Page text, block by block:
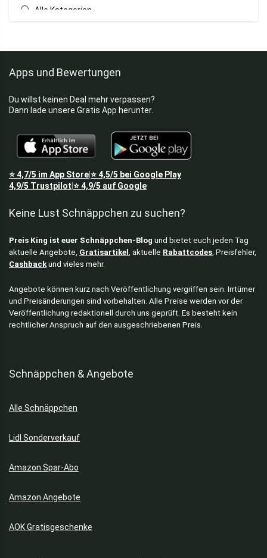
Alle Kategorien
Apps und Bewertungen
Du willst keinen Deal mehr verpassen?
Dann lade unsere Gratis App herunter.
⭐4,7/5 im App Store⭐4,5/5 bei Google Play
4,9/5 Trustpilot ⭐4,9/5 auf Google
Keine Lust Schnäppchen zu suchen?
Preis King ist euer Schnäppchen-Blog und bietet euch jeden Tag
aktuelle Angebote, Gratisartikel , aktuelle Rabattcodes , Preisfehler,
Cashback und vieles mehr.
Angebote können kurz nach Veröffentlichung vergriffen sein. Irrtümer
und Preisänderungen sind vorbehalten. Alle Preise werden vor der
Veröffentlichung redaktionell durch uns geprüft. Es besteht kein
rechtlicher Anspruch auf den ausgeschriebenen Preis.
Schnäppchen & Angebote
Alle Schnäppchen
Lidl Sonderverkauf
Amazon Spar-Abo
Amazon Angebote
AOK Gratisgeschenke